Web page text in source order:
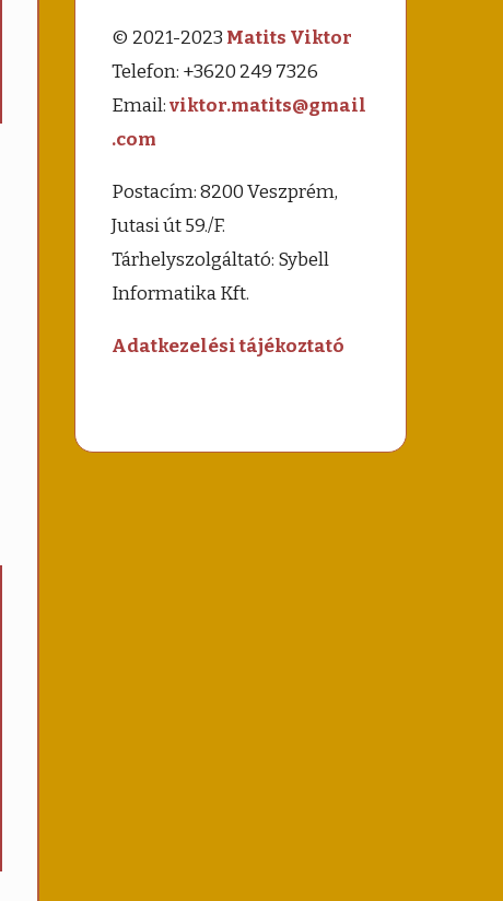
© 2021-2023 Matits Viktor
Telefon: +3620 249 7326
Email:viktor.matits@gmail
.com
Postacím: 8200 Veszprém,
Jutasi út 59./F.
Tárhelyszolgáltató: Sybell
Informatika Kft.
Adatkezelési tájékoztató